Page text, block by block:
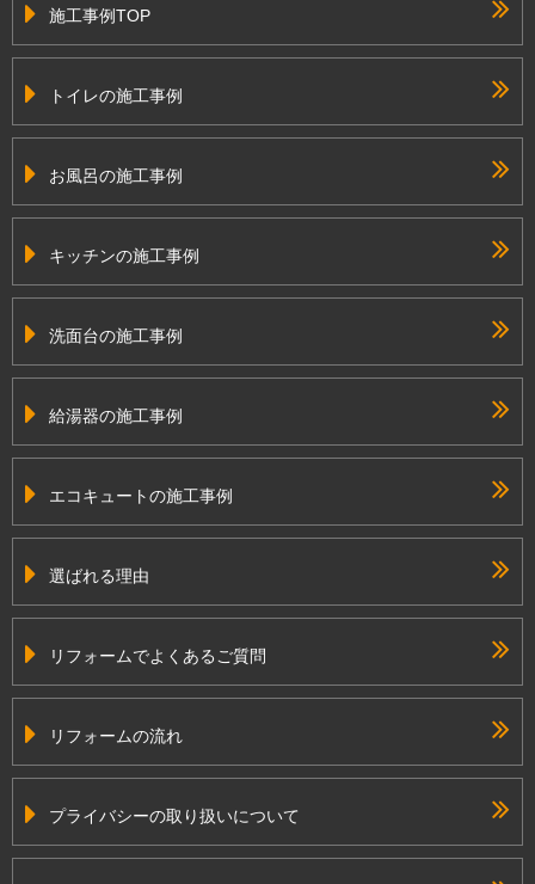
施工事例TOP
トイレの施工事例
お風呂の施工事例
キッチンの施工事例
洗面台の施工事例
給湯器の施工事例
エコキュートの施工事例
選ばれる理由
リフォームでよくあるご質問
リフォームの流れ
プライバシーの取り扱いについて